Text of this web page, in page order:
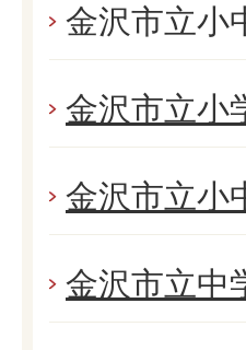
金沢市立小
金沢市立小
金沢市立小
金沢市立中